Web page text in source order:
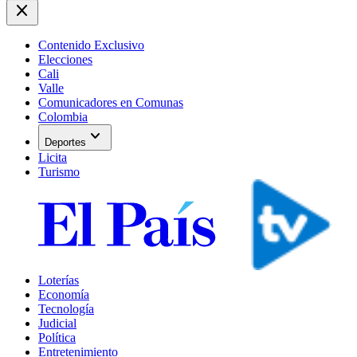
close
Contenido Exclusivo
Elecciones
Cali
Valle
Comunicadores en Comunas
Colombia
Deportes expand_more
Licita
Turismo
Loterías
Economía
Tecnología
Judicial
Política
Entretenimiento